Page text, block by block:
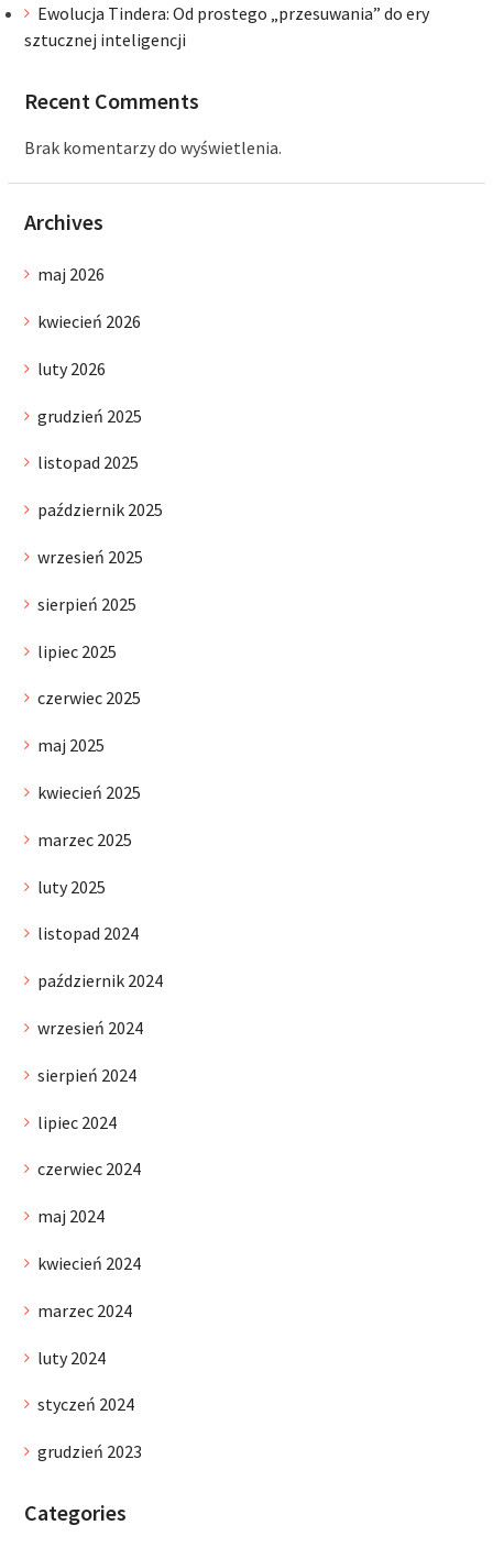
Ewolucja Tindera: Od prostego „przesuwania” do ery
sztucznej inteligencji
Recent Comments
Brak komentarzy do wyświetlenia.
Archives
maj 2026
kwiecień 2026
luty 2026
grudzień 2025
listopad 2025
październik 2025
wrzesień 2025
sierpień 2025
lipiec 2025
czerwiec 2025
maj 2025
kwiecień 2025
marzec 2025
luty 2025
listopad 2024
październik 2024
wrzesień 2024
sierpień 2024
lipiec 2024
czerwiec 2024
maj 2024
kwiecień 2024
marzec 2024
luty 2024
styczeń 2024
grudzień 2023
Categories